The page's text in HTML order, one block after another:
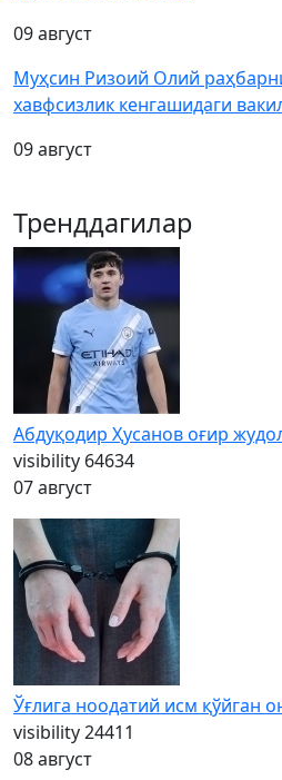
09 август
Муҳсин Ризоий Олий
хавфсизлик кенгашидаги
09 август
Тренддагилар
Абдуқодир Ҳусанов оғир
visibility 64634
07 август
Ўғлига ноодатий исм қўйган
visibility24411
08 август